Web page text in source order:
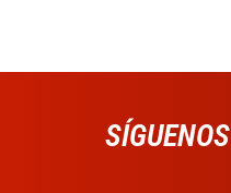
SÍGUENOS